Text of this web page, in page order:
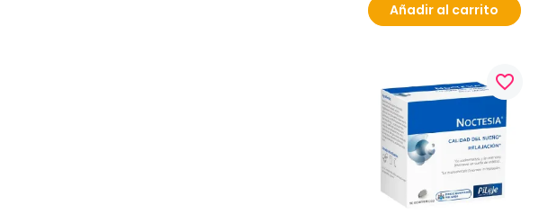
Añadir al carrito
favorite_border